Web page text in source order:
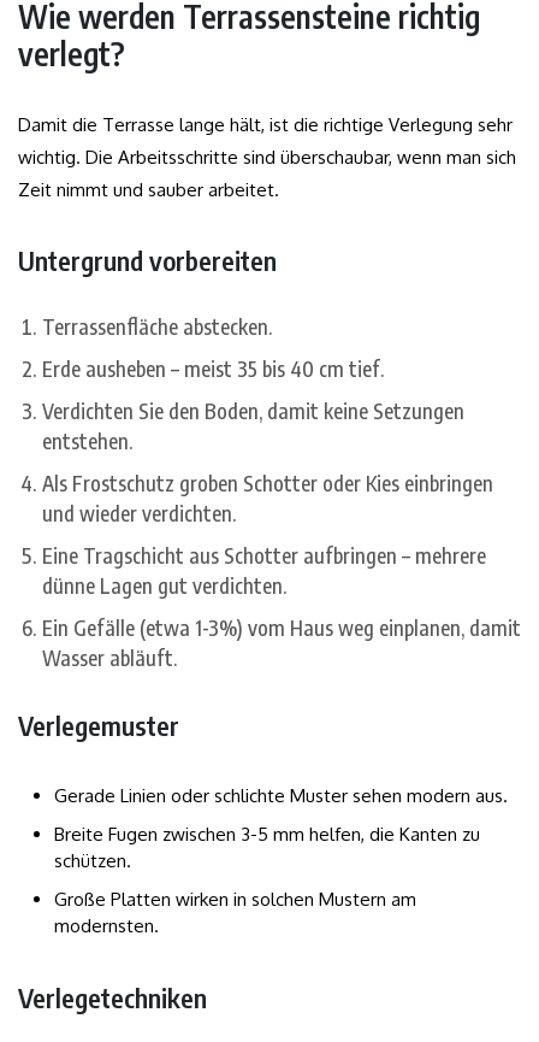
Wie werden Terrassensteine richtig
verlegt?
Damit die Terrasse lange hält, ist die richtige Verlegung sehr
wichtig. Die Arbeitsschritte sind überschaubar, wenn man sich
Zeit nimmt und sauber arbeitet.
Untergrund vorbereiten
Terrassenfläche abstecken.
Erde ausheben – meist 35 bis 40 cm tief.
Verdichten Sie den Boden, damit keine Setzungen
entstehen.
Als Frostschutz groben Schotter oder Kies einbringen
und wieder verdichten.
Eine Tragschicht aus Schotter aufbringen – mehrere
dünne Lagen gut verdichten.
Ein Gefälle (etwa 1-3%) vom Haus weg einplanen, damit
Wasser abläuft.
Verlegemuster
Gerade Linien oder schlichte Muster sehen modern aus.
Breite Fugen zwischen 3-5 mm helfen, die Kanten zu
schützen.
Große Platten wirken in solchen Mustern am
modernsten.
Verlegetechniken